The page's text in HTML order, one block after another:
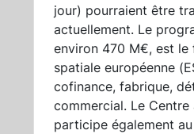
jour) pourraient être
actuellement. Le
environ 470 M€, est le
spatiale européenne
cofinance, fabrique,
commercial. Le Centre
participe également